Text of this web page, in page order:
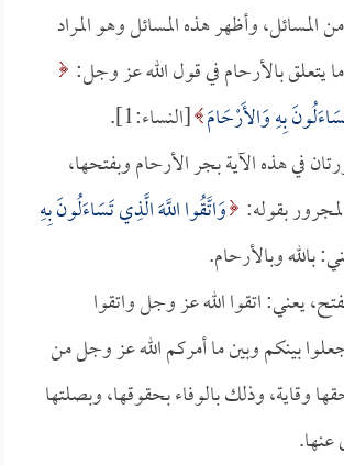
المسائل، وأظهر هذه المسائل وهو المراد
يتعلق بالأرحام في قول الله عز وجل:
بِهِ وَالأَرْحَامَ [النساء:1].
في هذه الآية بجر الأرحام وبفتحها،
بقوله: وَاتَّقُوا اللَّهَ الَّذِي تَسَاءَلُونَ بِهِ
يعني: اتقوا الله عز وجل واتقوا
بينكم وبين ما أمركم الله عز وجل من
وقاية، وذلك بالوفاء بحقوقها، وبصلتها